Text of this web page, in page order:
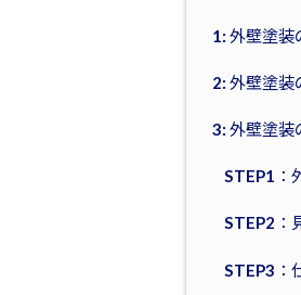
1: 外壁塗装
2: 外壁塗装
3: 外壁塗装
STEP1：
STEP2：
STEP3：